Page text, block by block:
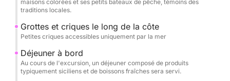
les petits groupes, parfaite pour ceux qui souhaitent
tradition, des saveurs et de la beauté.
maisons colorées et ses petits bateaux de pêche, témoins des
traditions locales.
Grottes et criques le long de la côte
Petites criques accessibles uniquement par la mer
Déjeuner à bord
Au cours de l'excursion, un déjeuner composé de produits
typiquement siciliens et de boissons fraîches sera servi.